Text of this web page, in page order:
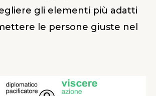
gli elementi più adatti
le persone giuste nel